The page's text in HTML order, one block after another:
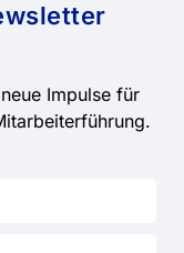
Impulse für